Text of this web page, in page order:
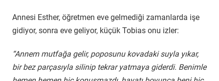
Annesi Esther, öğretmen eve gelmediği zamanlarda işe
gidiyor, sonra eve geliyor, küçük Tobias onu izler:
“Annem mutfağa gelir, poposunu kovadaki suyla yıkar,
bir bez parçasıyla silinip tekrar yatmaya giderdi. Benimle